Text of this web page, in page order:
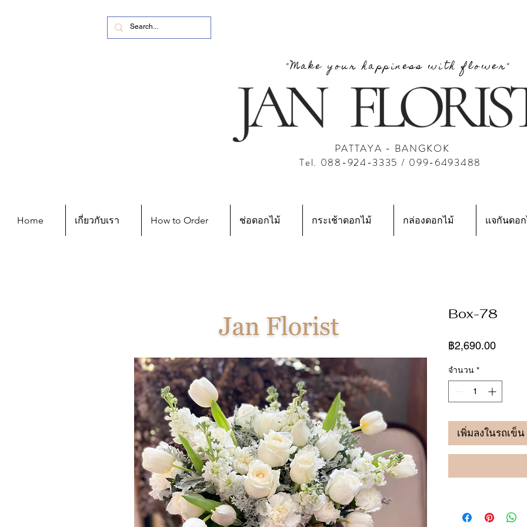
"Make your happiness with flower"
PATTAYA - BANGKOK
Tel. 088-924-3335 / 099-6493488
Home เกี่ยวกับเรา How to Order ช่อดอกไม้ กระเช้าดอกไม้ กล่องดอกไม้ แจกันดอ
Box-78
฿2,690.00ราคา
จำนวน *
เพิ่มลงในรถเข็น